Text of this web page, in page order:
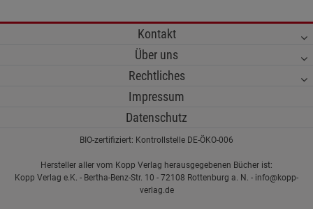
Kontakt
Über uns
Rechtliches
Impressum
Datenschutz
BIO-zertifiziert: Kontrollstelle DE-ÖKO-006
Hersteller aller vom Kopp Verlag herausgegebenen Bücher ist:
Kopp Verlag e.K. - Bertha-Benz-Str. 10 - 72108 Rottenburg a. N. - info@kopp-
verlag.de